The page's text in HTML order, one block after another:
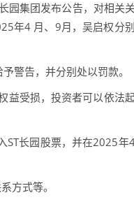
园集团发布公告，对相关关
年4 月、9月，吴启权分别
警告，并分别处以罚款。
受损，投资者可以依法
长园股票，并在2025年
方式等。